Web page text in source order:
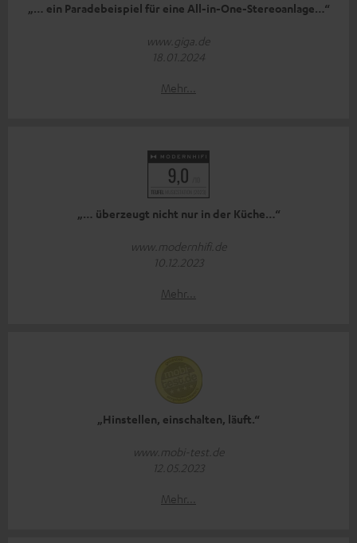
„… ein Paradebeispiel für eine All-in-One-Stereoanlage…“
www.giga.de
18.01.2024
Mehr...
„… überzeugt nicht nur in der Küche…“
www.modernhifi.de
10.12.2023
Mehr...
„Hinstellen, einschalten, läuft.“
www.mobi-test.de
12.05.2023
Mehr...